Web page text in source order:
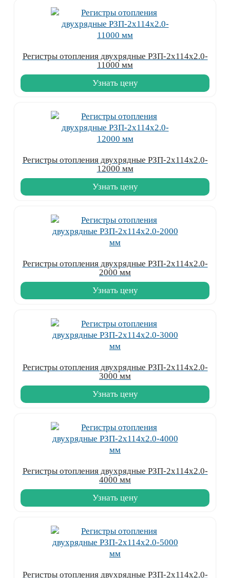
Регистры отопления двухрядные РЗП-2x114x2.0-
11000 мм
Узнать цену
Регистры отопления двухрядные РЗП-2x114x2.0-
12000 мм
Узнать цену
Регистры отопления двухрядные РЗП-2x114x2.0-
2000 мм
Узнать цену
Регистры отопления двухрядные РЗП-2x114x2.0-
3000 мм
Узнать цену
Регистры отопления двухрядные РЗП-2x114x2.0-
4000 мм
Узнать цену
Регистры отопления двухрядные РЗП-2x114x2.0-